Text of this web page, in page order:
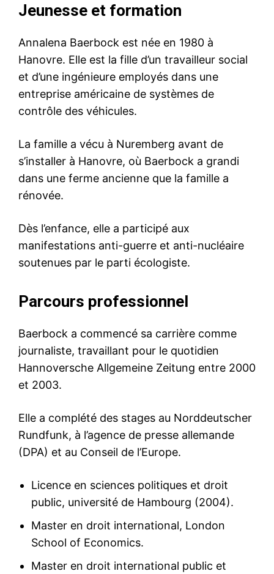
Jeunesse et formation
Annalena Baerbock est née en 1980 à
Hanovre. Elle est la fille d’un travailleur social
et d’une ingénieure employés dans une
entreprise américaine de systèmes de
contrôle des véhicules.
La famille a vécu à Nuremberg avant de
s’installer à Hanovre, où Baerbock a grandi
dans une ferme ancienne que la famille a
rénovée.
Dès l’enfance, elle a participé aux
manifestations anti-guerre et anti-nucléaire
soutenues par le parti écologiste.
Parcours professionnel
Baerbock a commencé sa carrière comme
journaliste, travaillant pour le quotidien
Hannoversche Allgemeine Zeitung entre 2000
et 2003.
Elle a complété des stages au Norddeutscher
Rundfunk, à l’agence de presse allemande
(DPA) et au Conseil de l’Europe.
Licence en sciences politiques et droit
public, université de Hambourg (2004).
Master en droit international, London
School of Economics.
Master en droit international public et